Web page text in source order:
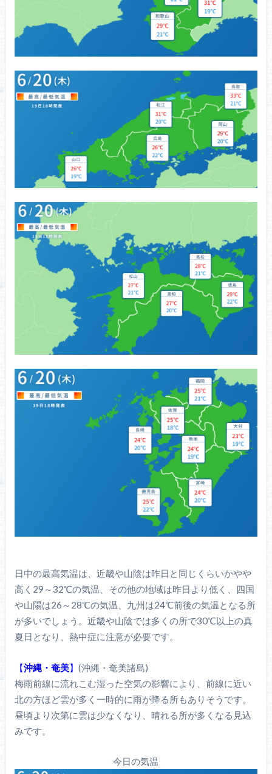
日中の最高気温は、近畿や山陰は昨日と同じくらいかやや
高く29～32℃の気温、その他の地域は昨日より低く、四国
や山陽は26～28℃の気温、九州は24℃前後の気温となる所
が多いでしょう。近畿や山陰では多くの所で30℃以上の真
夏日となり、熱中症に注意が必要です。
【沖縄・奄美】 (沖縄・奄美諸島)
梅雨前線に流れこむ湿った空気の影響により、前線に近い
北の方ほど雲が多く一時的に雨が降る所もありそうです。
昼頃より次第に雲は少なくなり、晴れる所が多くなる見込
みです。
今日の気温